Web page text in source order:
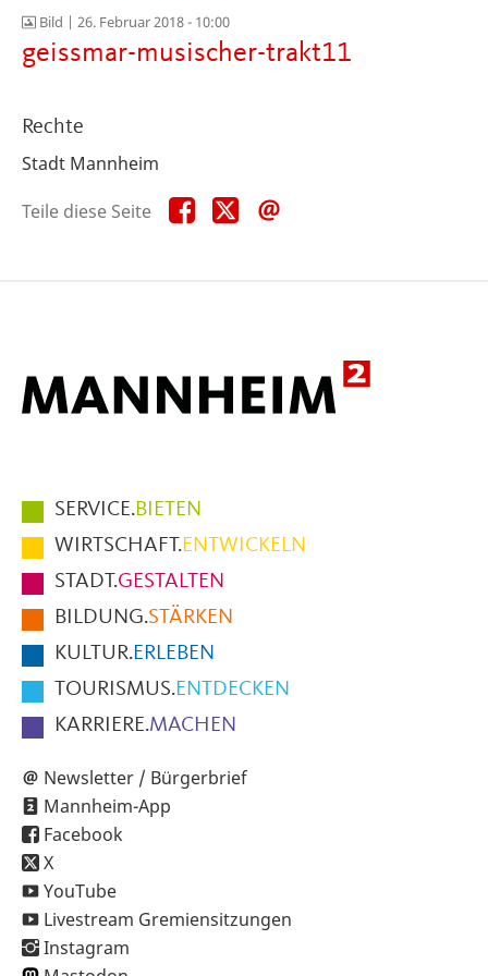
Bild | 26. Februar 2018 - 10:00
geissmar-musischer-trakt11
Rechte
Stadt Mannheim
Teile diese Seite
Teile
diese
Teile
diese
Hauptmenüpunkte
im
Fußbereich
der
Seite
SERVICE.BIETEN
WIRTSCHAFT.ENTWICKELN
STADT.GESTALTEN
BILDUNG.STÄRKEN
KULTUR.ERLEBEN
TOURISMUS.ENTDECKEN
KARRIERE.MACHEN
Newsletter / Bürgerbrief
Mannheim-App
Facebook
X
YouTube
Livestream Gremiensitzungen
Instagram